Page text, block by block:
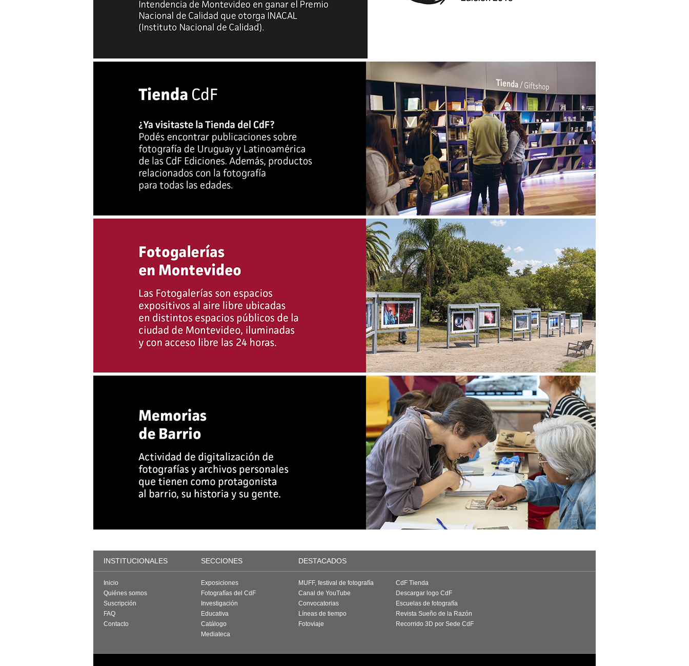
INSTITUCIONALES SECCIONES DESTACADOS
Inicio
Quiénes somos
Suscripción
FAQ
Contacto
Exposiciones
Fotografías del CdF
Investigación
Educativa
Catálogo
Mediateca
MUFF, festival de fotografía
Canal de YouTube
Convocatorias
Líneas de tiempo
Fotoviaje
CdF Tienda
Descargar logo CdF
Escuelas de fotografía
Revista Sueño de la Razón
Recorrido 3D por Sede CdF